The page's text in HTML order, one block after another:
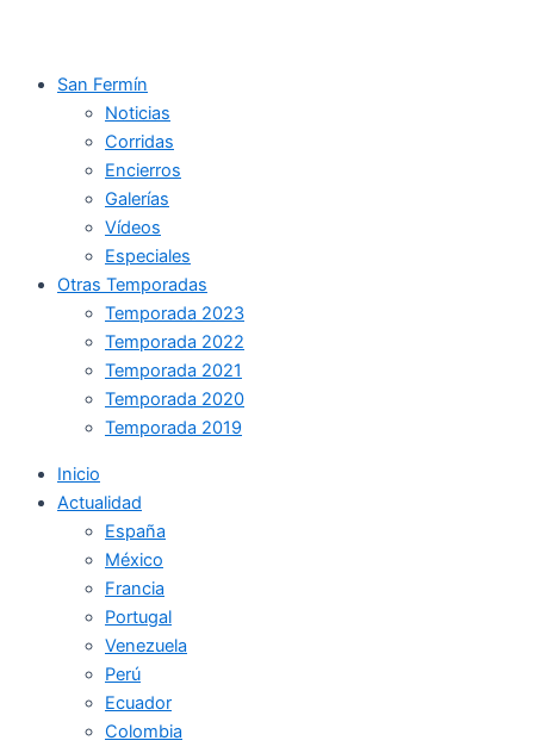
San Fermín
Noticias
Corridas
Encierros
Galerías
Vídeos
Especiales
Otras Temporadas
Temporada 2023
Temporada 2022
Temporada 2021
Temporada 2020
Temporada 2019
Inicio
Actualidad
España
México
Francia
Portugal
Venezuela
Perú
Ecuador
Colombia